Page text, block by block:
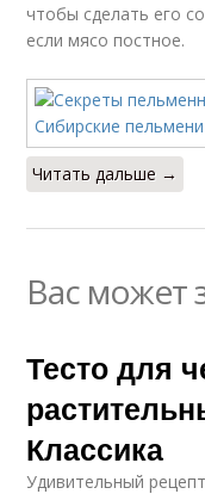
чтобы сделать его
если мясо постное.
Читать дальше →
Вас может
Тесто для
Классика
Удивительный